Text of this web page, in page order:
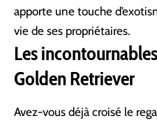
apporte une touche
vie de ses propriétaires.
Les
Golden Retriever
Avez-vous déjà croisé le